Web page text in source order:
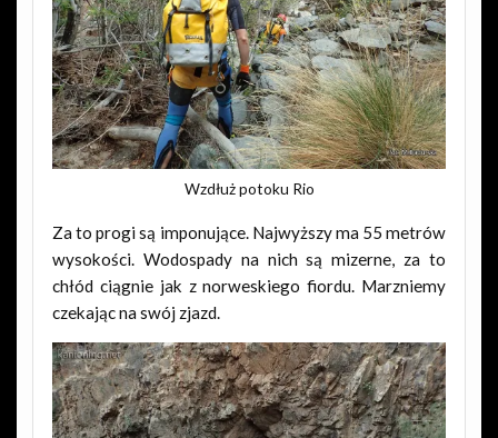
Wzdłuż potoku Rio
Za to progi są imponujące. Najwyższy ma 55 metrów
wysokości. Wodospady na nich są mizerne, za to
chłód ciągnie jak z norweskiego fiordu. Marzniemy
czekając na swój zjazd.